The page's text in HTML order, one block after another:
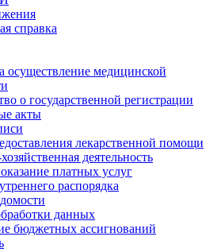
справка
осуществление медицинской
о государственной регистрации
акты
лекарственной помощи
деятельность
платных услуг
распорядка
данных
бюджетных ассигнований